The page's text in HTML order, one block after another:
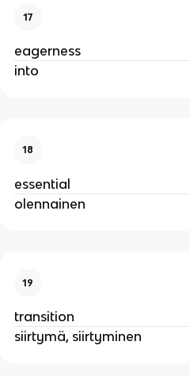
17
eagerness
into
18
essential
olennainen
19
transition
siirtymä, siirtyminen